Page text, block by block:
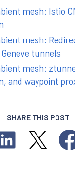
mesh: Istio
mesh:
tunnels
mesh:
and waypoint
SHARE THIS POST